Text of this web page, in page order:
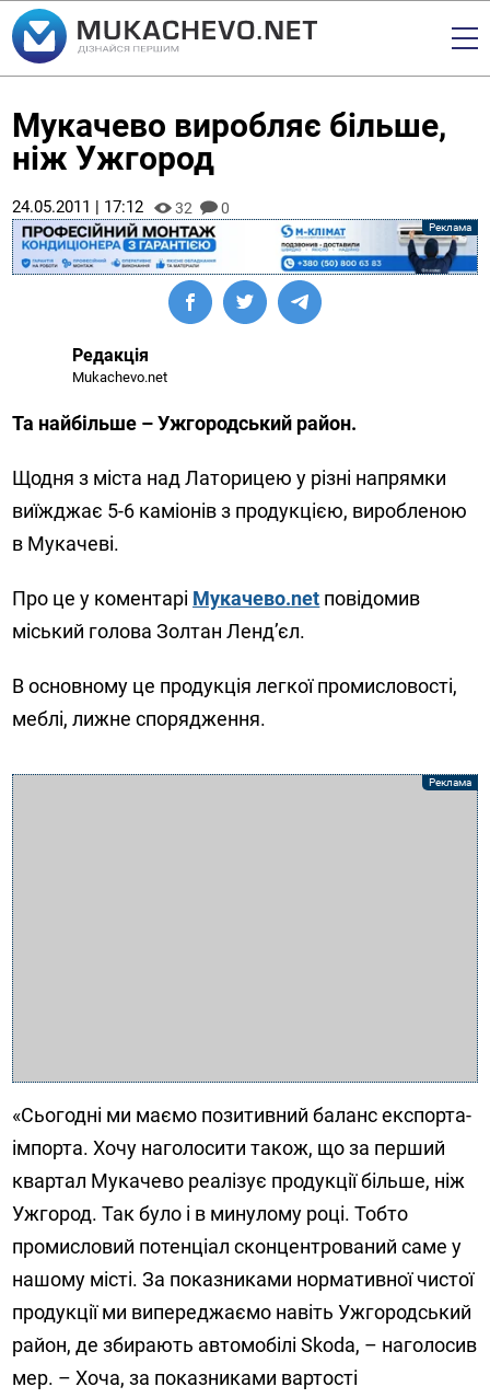
Мукачево виробляє більше,
ніж Ужгород
24.05.2011 | 17:12 32 0
Редакція
Mukachevo.net
Та найбільше – Ужгородський район.
Щодня з міста над Латорицею у різні напрямки
виїжджає 5-6 каміонів з продукцією, виробленою
в Мукачеві.
Про це у коментарі Мукачево.net повідомив
міський голова Золтан Ленд’єл.
В основному це продукція легкої промисловості,
меблі, лижне спорядження.
«Сьогодні ми маємо позитивний баланс експорта-
імпорта. Хочу наголосити також, що за перший
квартал Мукачево реалізує продукції більше, ніж
Ужгород. Так було і в минулому році. Тобто
промисловий потенціал сконцентрований саме у
нашому місті. За показниками нормативної чистої
продукції ми випереджаємо навіть Ужгородський
район, де збирають автомобілі Skoda, – наголосив
мер. – Хоча, за показниками вартості